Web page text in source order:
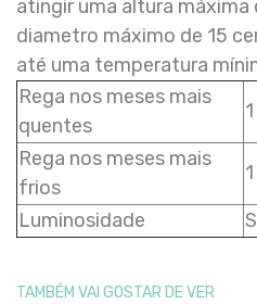
atingir uma altura
diametro máximo de 15
até uma temperatura
Rega nos meses mais
quentes
Rega nos meses mais
frios
Luminosidade
TAMBÉM VAI GOSTAR DE VER